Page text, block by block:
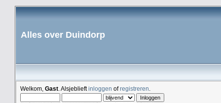
Alles over Duindorp
Welkom, Gast . Alsjeblieftinloggen ofregistreren